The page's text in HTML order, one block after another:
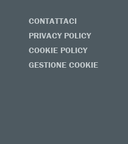
CONTATTACI
PRIVACY POLICY
COOKIE POLICY
GESTIONE COOKIE